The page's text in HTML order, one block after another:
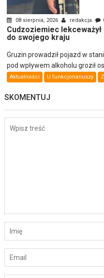
08 sierpnia, 2026 redakcja
Cudzoziemiec
do swojego kraju
Gruzin prowadził pojazd w
pod wpływem alkoholu groził
Aktualności U funkcjonariuszy
SKOMENTUJ